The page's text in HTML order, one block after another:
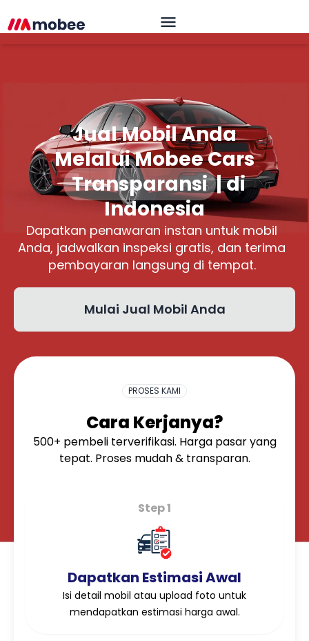
Jual Mobil Anda
Melalui Mobee Cars
Transpar |di Indonesia
Dapatkan penawaran instan untuk mobil
Anda, jadwalkan inspeksi gratis, dan terima
pembayaran langsung di tempat.
Mulai Jual Mobil Anda
PROSES KAMI
Cara Kerjanya?
500+ pembeli terverifikasi. Harga pasar yang
tepat. Proses mudah & transparan.
Step 1
Dapatkan Estimasi Awal
Isi detail mobil atau upload foto untuk
mendapatkan estimasi harga awal.